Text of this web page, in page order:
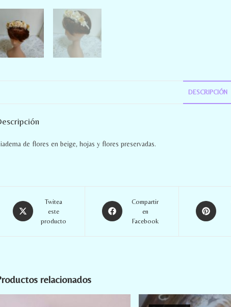
DESCRIPCIÓN
de flores en beige, hojas y flores preservadas.
Twitea
este
producto
Compartir
en
Facebook
relacionados